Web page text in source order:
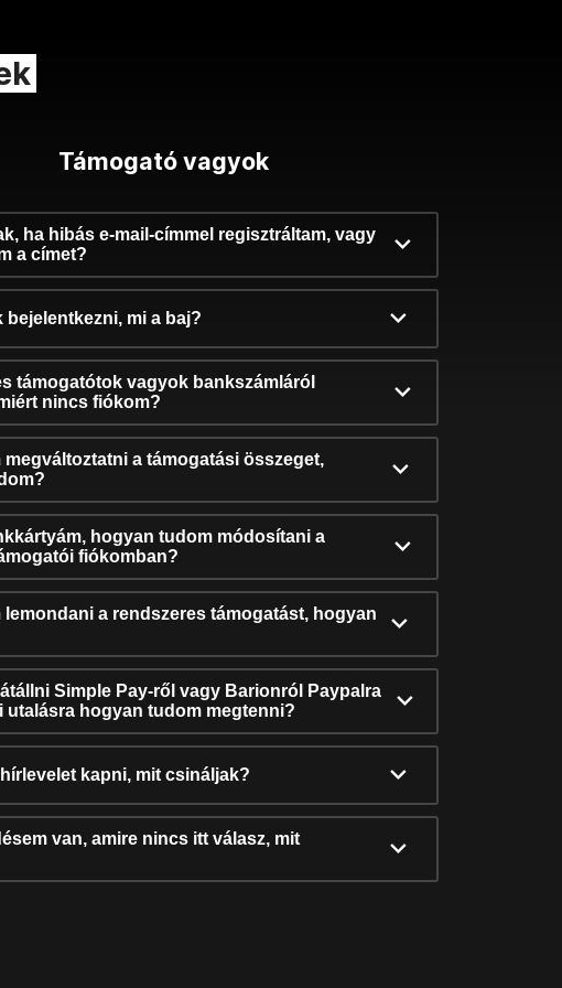
Támogató vagyok
ha hibás e-mail-címmel regisztráltam, vagy
a címet?
bejelentkezni, mi a baj?
támogatótok vagyok bankszámláról
nincs fiókom?
megváltoztatni a támogatási összeget,
hogyan tudom módosítani a
fiókomban?
lemondani a rendszeres támogatást, hogyan
Simple Pay-ről vagy Barionról Paypalra
utalásra hogyan tudom megtenni?
kapni, mit csináljak?
van, amire nincs itt válasz, mit